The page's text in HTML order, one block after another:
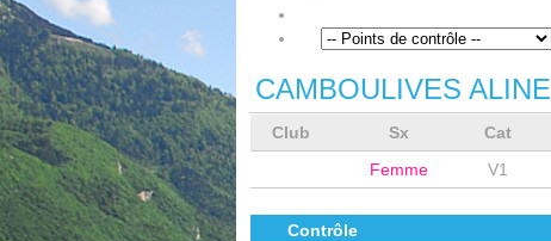
CAMBOULIVES ALINE
Club Sx Cat
Femme
V1
Contrôle